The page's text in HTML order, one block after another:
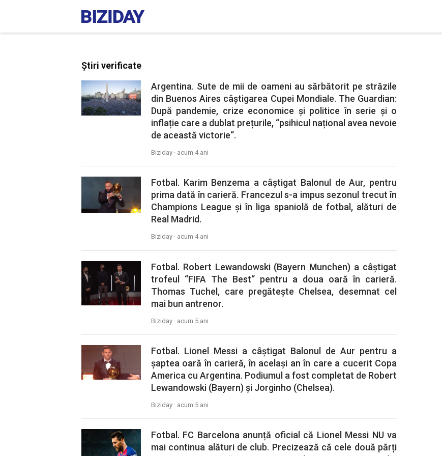
Știri verificate
Argentina. Sute de mii de oameni au sărbătorit pe străzile
din Buenos Aires câștigarea Cupei Mondiale. The Guardian:
După pandemie, crize economice și politice în serie și o
inflație care a dublat prețurile, “psihicul național avea nevoie
de această victorie“.
Biziday · acum 4 ani
Fotbal. Karim Benzema a câștigat Balonul de Aur, pentru
prima dată în carieră. Francezul s-a impus sezonul trecut în
Champions League și în liga spaniolă de fotbal, alături de
Real Madrid.
Biziday · acum 4 ani
Fotbal. Robert Lewandowski (Bayern Munchen) a câștigat
trofeul “FIFA The Best“ pentru a doua oară în carieră.
Thomas Tuchel, care pregătește Chelsea, desemnat cel
mai bun antrenor.
Biziday · acum 5 ani
Fotbal. Lionel Messi a câștigat Balonul de Aur pentru a
șaptea oară în carieră, în același an în care a cucerit Copa
America cu Argentina. Podiumul a fost completat de Robert
Lewandowski (Bayern) și Jorginho (Chelsea).
Biziday · acum 5 ani
Fotbal. FC Barcelona anunță oficial că Lionel Messi NU va
mai continua alături de club. Precizează că cele două părți